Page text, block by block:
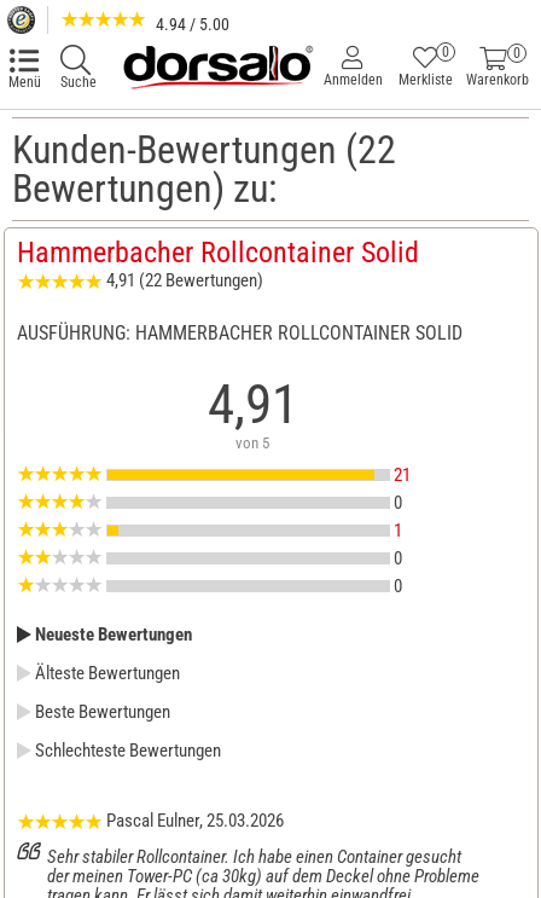
4.94 / 5.00
Menü Suche
0
Warenkorb
Merkliste
0
Anmelden
Kunden-Bewertungen (22
Bewertungen) zu:
Hammerbacher Rollcontainer Solid
4,91 (22 Bewertungen)
AUSFÜHRUNG: HAMMERBACHER ROLLCONTAINER SOLID
4,91
von 5
21
0
1
0
0
Neueste Bewertungen
Älteste Bewertungen
Beste Bewertungen
Schlechteste Bewertungen
Pascal Eulner, 25.03.2026
Sehr stabiler Rollcontainer. Ich habe einen Container gesucht
der meinen Tower-PC (ca 30kg) auf dem Deckel ohne Probleme